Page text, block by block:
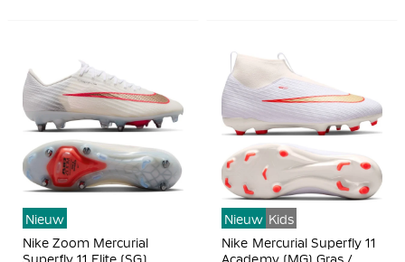
Nieuw
Nike Zoom Mercurial
Superfly 11 Elite (SG)
Nieuw Kids
Nike Mercurial Superfly 11
Academy (MG) Gras /